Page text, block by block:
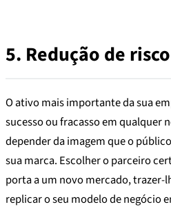
5. Redução de risco
O ativo mais importante da sua
sucesso ou fracasso em qualquer
depender da imagem que o
sua marca. Escolher o parceiro
porta a um novo mercado, trazer-
replicar o seu modelo de negócio